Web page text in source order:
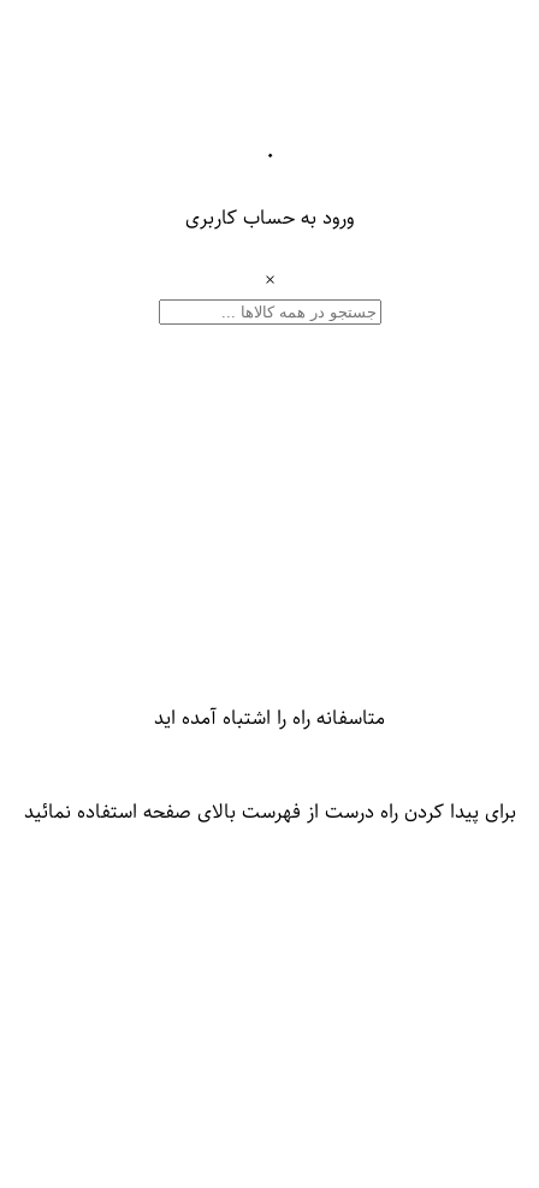
۰
ورود به حساب کاربری
×
متاسفانه راه را اشتباه آمده اید
برای پیدا کردن راه درست از فهرست بالای صفحه استفاده نمائید